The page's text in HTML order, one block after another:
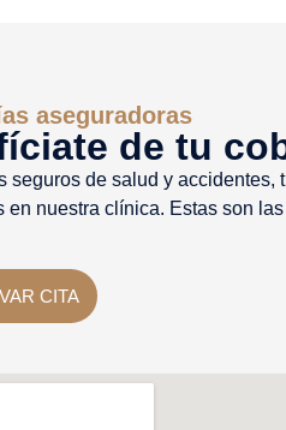
aseguradoras
de tu
seguros de salud y accidentes,
en nuestra clínica. Estas son
CITA